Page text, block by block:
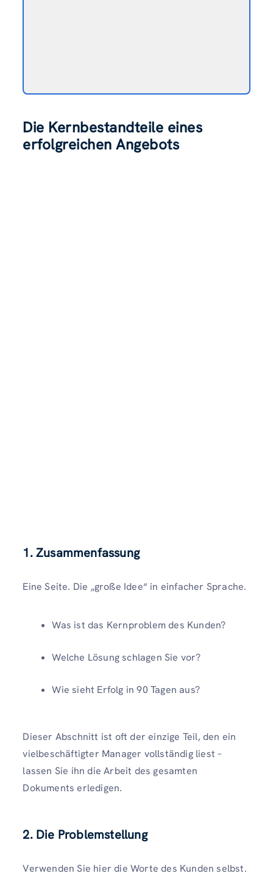
Die Kernbestandteile eines
erfolgreichen Angebots
1. Zusammenfassung
Eine Seite. Die „große Idee“ in einfacher Sprache.
Was ist das Kernproblem des Kunden?
Welche Lösung schlagen Sie vor?
Wie sieht Erfolg in 90 Tagen aus?
Dieser Abschnitt ist oft der einzige Teil, den ein
vielbeschäftigter Manager vollständig liest –
lassen Sie ihn die Arbeit des gesamten
Dokuments erledigen.
2. Die Problemstellung
Verwenden Sie hier die Worte des Kunden selbst.